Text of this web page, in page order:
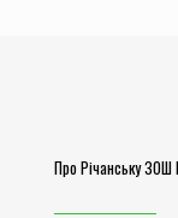
Про Річанську ЗОШ